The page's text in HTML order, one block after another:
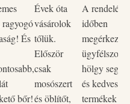
is használhatjátok: a játék
szeretetpontokat
memóriátokat, vagy
beszélgetések során
bővebb leírás a játék- és
És
bőr!
Évek óta
vásárolok
tőlük.
Először
csak
mosószert
és öblítőt,
A
időben
hölgy
és kedves
termékek